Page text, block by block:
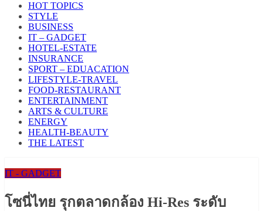
HOT TOPICS
STYLE
BUSINESS
IT – GADGET
HOTEL-ESTATE
INSURANCE
SPORT – EDUACATION
LIFESTYLE​-TRAVEL​
FOOD-RESTAURANT
ENTERTAINMENT
ARTS & CULTURE
ENERGY
HEALTH​-BEAUTY
THE LATEST
IT - GADGET
โซนี่ไทย รุกตลาดกล้อง Hi-Res ระดับ